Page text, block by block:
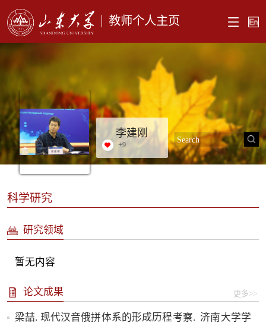
教师个人主页
李建刚
+9
科学研究
研究领域
暂无内容
论文成果 更多>>
梁喆. 现代汉音俄拼体系的形成历程考察. 济南大学学